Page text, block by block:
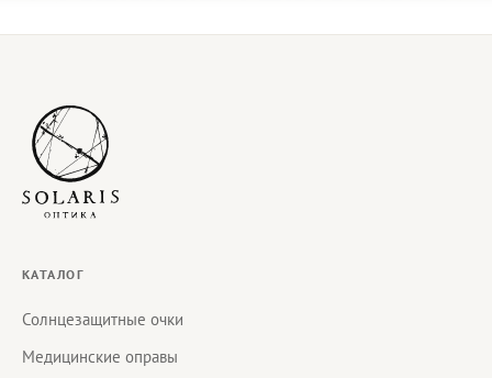
КАТАЛОГ
Солнцезащитные очки
Медицинские оправы